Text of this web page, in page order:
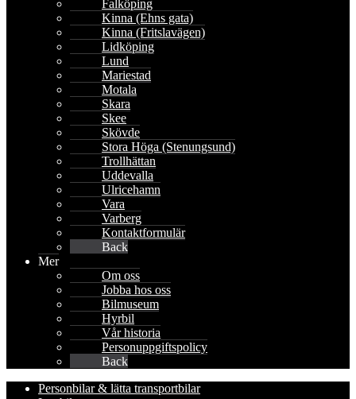
Falköping
Kinna (Ehns gata)
Kinna (Fritslavägen)
Lidköping
Lund
Mariestad
Motala
Skara
Skee
Skövde
Stora Höga (Stenungsund)
Trollhättan
Uddevalla
Ulricehamn
Vara
Varberg
Kontaktformulär
Back
Mer
Om oss
Jobba hos oss
Bilmuseum
Hyrbil
Vår historia
Personuppgiftspolicy
Back
Personbilar & lätta transportbilar